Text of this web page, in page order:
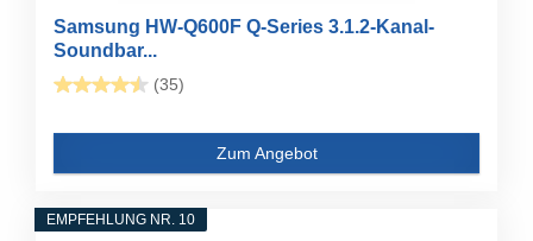
Samsung HW-Q600F Q-Series 3.1.2-Kanal-
Soundbar...
(35)
Zum Angebot
EMPFEHLUNG NR. 10